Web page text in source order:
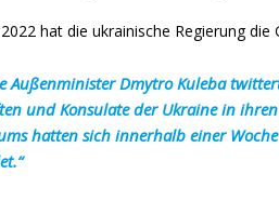
hat die ukrainische Regierung die
Außenminister Dmytro Kuleba
und Konsulate der Ukraine in
hatten sich innerhalb einer